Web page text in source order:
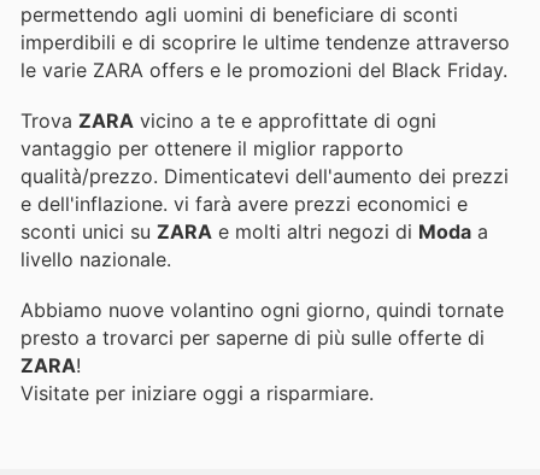
permettendo agli uomini di beneficiare di sconti
imperdibili e di scoprire le ultime tendenze attraverso
le varie ZARA offers e le promozioni del Black Friday.
Trova ZARA vicino a te e approfittate di ogni
vantaggio per ottenere il miglior rapporto
qualità/prezzo. Dimenticatevi dell'aumento dei prezzi
e dell'inflazione. vi farà avere prezzi economici e
sconti unici su ZARA e molti altri negozi di Moda a
livello nazionale.
Abbiamo nuove volantino ogni giorno, quindi tornate
presto a trovarci per saperne di più sulle offerte di
ZARA!
Visitate per iniziare oggi a risparmiare.